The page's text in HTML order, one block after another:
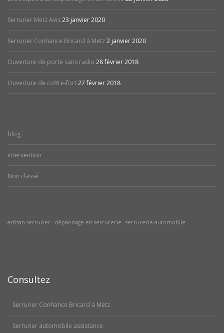
Serrurier Metz Avis23 janvier 2020
Serrurier Confiance Bricard à Metz2 janvier 2020
Ouverture de porte sans radio 28 février 2018
Ouverture de coffre-fort27 février 2018
blog
intervention
Non classé
artisan serrurier dépannage en serrurerie serrurerie automobile
Consultez
Serrurier Confiance Bricard à Metz
Serrurier automobile assistance